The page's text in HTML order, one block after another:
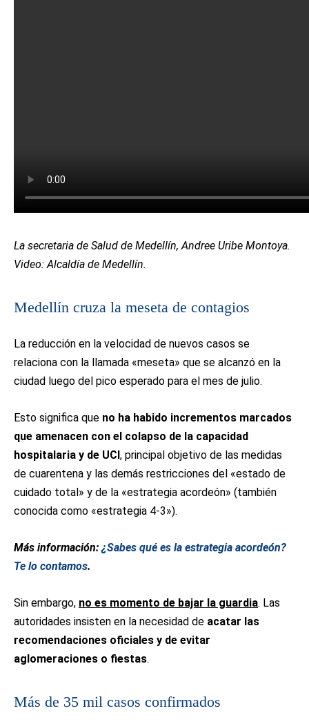
La secretaria de Salud de Medellín, Andree Uribe Montoya.
Video: Alcaldía de Medellín.
Medellín cruza la meseta de contagios
La reducción en la velocidad de nuevos casos se
relaciona con la llamada «meseta» que se alcanzó en la
ciudad luego del pico esperado para el mes de julio.
Esto significa que no ha habido incrementos marcados
que amenacen con el colapso de la capacidad
hospitalaria y de UCI, principal objetivo de las medidas
de cuarentena y las demás restricciones del «estado de
cuidado total» y de la «estrategia acordeón» (también
conocida como «estrategia 4-3»).
Más información:¿Sabes qué es la estrategia acordeón?
Te lo contamos.
Sin embargo, no es momento de bajar la guardia. Las
autoridades insisten en la necesidad de acatar las
recomendaciones oficiales y de evitar
aglomeraciones o fiestas.
Más de 35 mil casos confirmados